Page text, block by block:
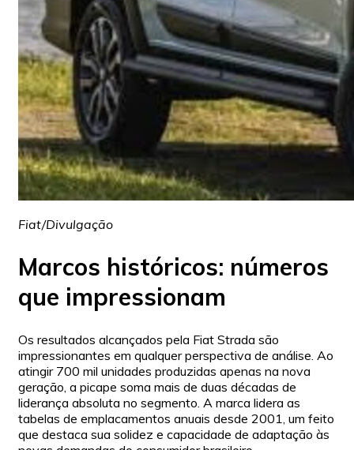
Fiat/Divulgação
Marcos históricos: números
que impressionam
Os resultados alcançados pela Fiat Strada são
impressionantes em qualquer perspectiva de análise. Ao
atingir 700 mil unidades produzidas apenas na nova
geração, a picape soma mais de duas décadas de
liderança absoluta no segmento. A marca lidera as
tabelas de emplacamentos anuais desde 2001, um feito
que destaca sua solidez e capacidade de adaptação às